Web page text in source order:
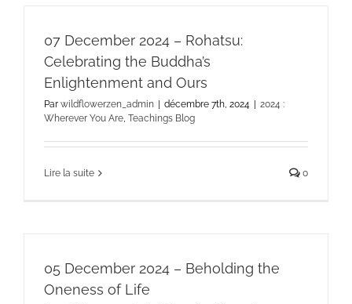
07 December 2024 – Rohatsu:
Celebrating the Buddha’s
Enlightenment and Ours
Par wildflowerzen_admin | décembre 7th, 2024 | 2024 :
Wherever You Are Teachings Blog
Lire la suite 0
05 December 2024 – Beholding the
Oneness of Life